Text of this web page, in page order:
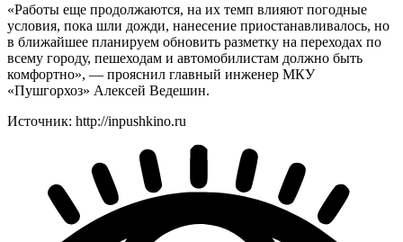
«Работы еще продолжаются, на их темп влияют погодные
условия, пока шли дожди, нанесение приостанавливалось, но
в ближайшее планируем обновить разметку на переходах по
всему городу, пешеходам и автомобилистам должно быть
комфортно», — прояснил главный инженер МКУ
«Пушгорхоз» Алексей Ведешин.
Источник: http://inpushkino.ru